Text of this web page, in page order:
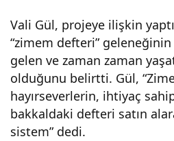
Vali Gül, projeye ilişkin
“zimem defteri” geleneğinin
gelen ve zaman zaman
olduğunu belirtti. Gül,
hayırseverlerin, ihtiyaç
bakkaldaki defteri satın
sistem” dedi.
dür
ülüy
or –